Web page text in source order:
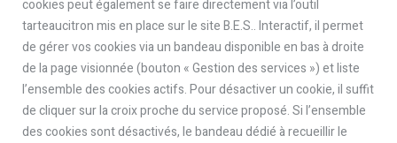
cookies peut également se faire directement via l’outil
tarteaucitron mis en place sur le site B.E.S.. Interactif, il permet
de gérer vos cookies via un bandeau disponible en bas à droite
de la page visionnée (bouton « Gestion des services ») et liste
l’ensemble des cookies actifs. Pour désactiver un cookie, il suffit
de cliquer sur la croix proche du service proposé. Si l’ensemble
des cookies sont désactivés, le bandeau dédié à recueillir le